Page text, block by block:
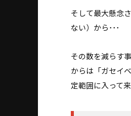
そして最大懸念
ない）から･･･
その数を減らす
からは「ガセイ
定範囲に入って来